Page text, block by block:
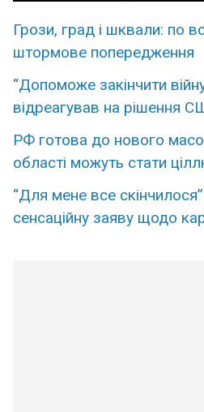
Грози, град і шквали: по
штормове попередження
“Допоможе закінчити
відреагував на рішення
РФ готова до нового
області можуть стати
“Для мене все
сенсаційну заяву щодо